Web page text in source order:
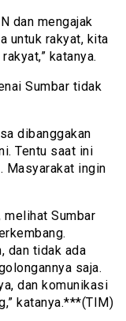
dan mengajak
untuk rakyat, kita
katanya.
Sumbar tidak
dibanggakan
Tentu saat ini
Masyarakat ingin
melihat Sumbar
dan tidak ada
saja.
dan komunikasi
katanya.***(TIM)